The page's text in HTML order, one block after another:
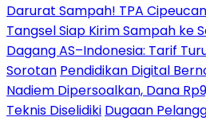
Darurat Sampah! TPA
Tangsel Siap Kirim Sampah ke
Dagang AS–Indonesia: Tarif
Sorotan Pendidikan Digital
Nadiem Dipersoalkan, Dana
Teknis Diselidiki Dugaan